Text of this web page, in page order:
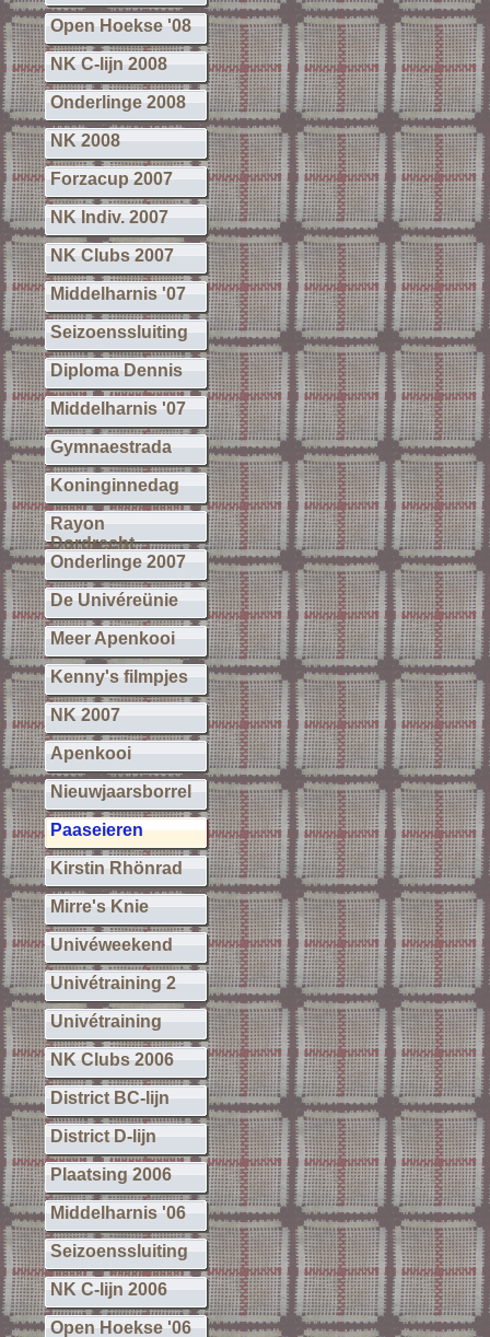
Open Hoekse '08
NK C-lijn 2008
Onderlinge 2008
NK 2008
Forzacup 2007
NK Indiv. 2007
NK Clubs 2007
Middelharnis '07
Seizoenssluiting
Diploma Dennis
Middelharnis '07
Gymnaestrada
Koninginnedag
Rayon
Dordrecht
Onderlinge 2007
De Univéreünie
Meer Apenkooi
Kenny's filmpjes
NK 2007
Apenkooi
Nieuwjaarsborrel
Paaseieren
Kirstin Rhönrad
Mirre's Knie
Univéweekend
Univétraining 2
Univétraining
NK Clubs 2006
District BC-lijn
District D-lijn
Plaatsing 2006
Middelharnis '06
Seizoenssluiting
NK C-lijn 2006
Open Hoekse '06